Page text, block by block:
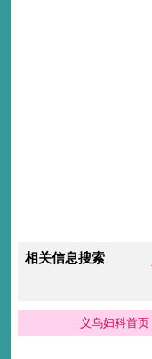
相关信息搜索
义乌妇科首页